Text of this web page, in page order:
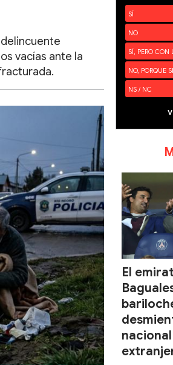
vacías ante la
SÍ
NO
SÍ, PERO CON
NO, PORQUE
NS / NC
El